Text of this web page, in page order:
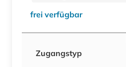
frei verfügbar
Zugangstyp